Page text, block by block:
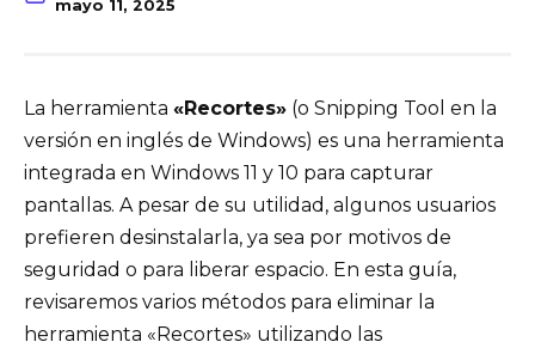
mayo 11, 2025
La herramienta «Recortes» (o Snipping Tool en la
versión en inglés de Windows) es una herramienta
integrada en Windows 11 y 10 para capturar
pantallas. A pesar de su utilidad, algunos usuarios
prefieren desinstalarla, ya sea por motivos de
seguridad o para liberar espacio. En esta guía,
revisaremos varios métodos para eliminar la
herramienta «Recortes» utilizando las